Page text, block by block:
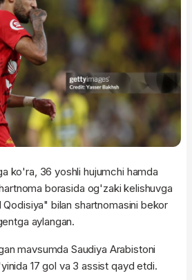
ko'ra, 36 yoshli hujumchi hamda
borasida og'zaki kelishuvga
bilan shartnomasini bekor
aylangan.
mavsumda Saudiya Arabistoni
17 gol va 3 assist qayd etdi.